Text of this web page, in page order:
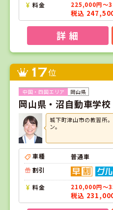
料金
225,000円～
税込
詳 細
17位
岡山県
岡山県・沼自動車学校
城下町津山市の教習所
ン。
車種
普通車
割引
料金 210,000円～
税込